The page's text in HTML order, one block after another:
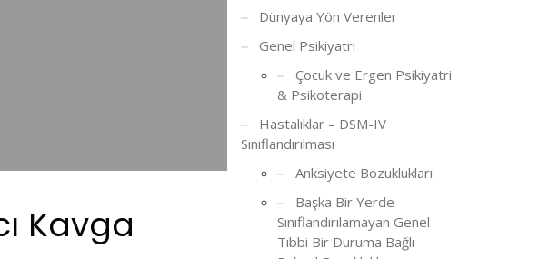
Kavga
Dünyaya Yön Verenler
Genel Psikiyatri
Çocuk ve Ergen Psikiyatri
& Psikoterapi
Hastalıklar – DSM-IV
Sınıflandırılması
Anksiyete Bozuklukları
Başka Bir Yerde
Sınıflandırılamayan Genel
Tıbbi Bir Duruma Bağlı